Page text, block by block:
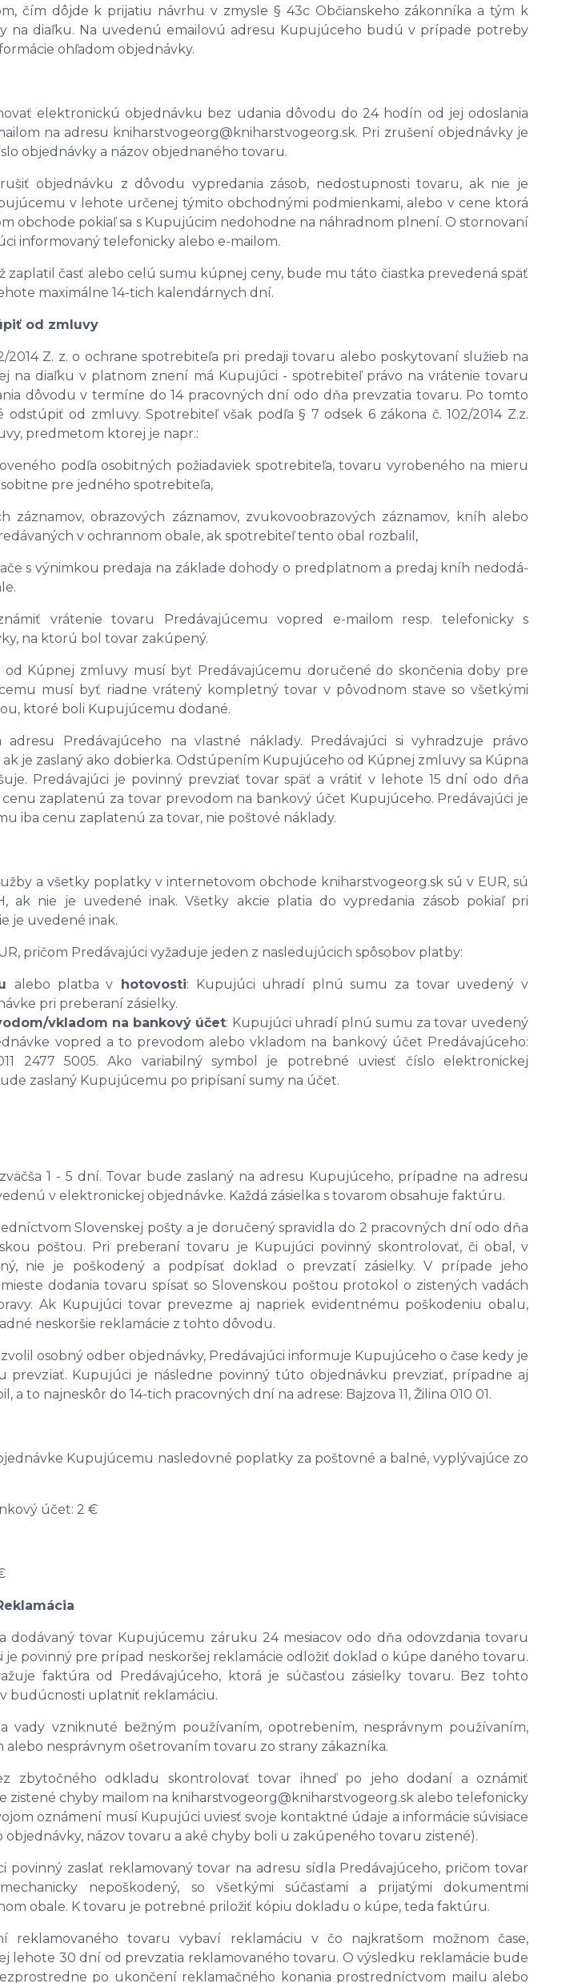
čím dôjde k prijatiu návrhu v zmysle § 43c Občianskeho zákonníka a tým k
na diaľku. Na uvedenú emailovú adresu Kupujúceho budú v prípade potreby
ohľadom objednávky.
elektronickú objednávku bez udania dôvodu do 24 hodín od jej odoslania
na adresu kniharstvogeorg@kniharstvogeorg.sk. Pri zrušení objednávky je
objednávky a názov objednaného tovaru.
objednávku z dôvodu vypredania zásob, nedostupnosti tovaru, ak nie je
v lehote určenej týmito obchodnými podmienkami, alebo v cene ktorá
obchode pokiaľ sa s Kupujúcim nedohodne na náhradnom plnení. O stornovaní
informovaný telefonicky alebo e-mailom.
zaplatil časť alebo celú sumu kúpnej ceny, bude mu táto čiastka prevedená späť
maximálne 14-tich kalendárnych dní.
od zmluvy
2014 Z. z. o ochrane spotrebiteľa pri predaji tovaru alebo poskytovaní služieb na
na diaľku v platnom znení má Kupujúci - spotrebiteľ právo na vrátenie tovaru
dôvodu v termíne do 14 pracovných dní odo dňa prevzatia tovaru. Po tomto
od zmluvy. Spotrebiteľ však podľa § 7 odsek 6 zákona č. 102/2014 Z.z.
predmetom ktorej je napr.:
podľa osobitných požiadaviek spotrebiteľa, tovaru vyrobeného na mieru
pre jedného spotrebiteľa,
obrazových záznamov, zvukovoobrazových záznamov, kníh alebo
v ochrannom obale, ak spotrebiteľ tento obal rozbalil,
s výnimkou predaja na základe dohody o predplatnom a predaj kníh nedodá-
vrátenie tovaru Predávajúcemu vopred e-mailom resp. telefonicky s
na ktorú bol tovar zakúpený.
od Kúpnej zmluvy musí byť Predávajúcemu doručené do skončenia doby pre
musí byť riadne vrátený kompletný tovar v pôvodnom stave so všetkými
ktoré boli Kupujúcemu dodané.
Predávajúceho na vlastné náklady. Predávajúci si vyhradzuje právo
je zaslaný ako dobierka. Odstúpením Kupujúceho od Kúpnej zmluvy sa Kúpna
Predávajúci je povinný prevziať tovar späť a vrátiť v lehote 15 dní odo dňa
zaplatenú za tovar prevodom na bankový účet Kupujúceho. Predávajúci je
iba cenu zaplatenú za tovar, nie poštové náklady.
a všetky poplatky v internetovom obchode kniharstvogeorg.sk sú v EUR, sú
ak nie je uvedené inak. Všetky akcie platia do vypredania zásob pokiaľ pri
je uvedené inak.
pričom Predávajúci vyžaduje jeden z nasledujúcich spôsobov platby:
alebo platba v hotovosti: Kupujúci uhradí plnú sumu za tovar uvedený v
pri preberaní zásielky.
vkladom na bankový účet: Kupujúci uhradí plnú sumu za tovar uvedený
vopred a to prevodom alebo vkladom na bankový účet Predávajúceho:
2477 5005. Ako variabilný symbol je potrebné uviesť číslo elektronickej
zaslaný Kupujúcemu po pripísaní sumy na účet.
1 - 5 dní. Tovar bude zaslaný na adresu Kupujúceho, prípadne na adresu
v elektronickej objednávke. Každá zásielka s tovarom obsahuje faktúru.
Slovenskej pošty a je doručený spravidla do 2 pracovných dní odo dňa
poštou. Pri preberaní tovaru je Kupujúci povinný skontrolovať, či obal, v
nie je poškodený a podpísať doklad o prevzatí zásielky. V prípade jeho
dodania tovaru spísať so Slovenskou poštou protokol o zistených vadách
Ak Kupujúci tovar prevezme aj napriek evidentnému poškodeniu obalu,
neskoršie reklamácie z tohto dôvodu.
osobný odber objednávky, Predávajúci informuje Kupujúceho o čase kedy je
prevziať. Kupujúci je následne povinný túto objednávku prevziať, prípadne aj
a to najneskôr do 14-tich pracovných dní na adrese: Bajzova 11, Žilina 010 01.
Kupujúcemu nasledovné poplatky za poštovné a balné, vyplývajúce zo
účet: 2 €
dodávaný tovar Kupujúcemu záruku 24 mesiacov odo dňa odovzdania tovaru
povinný pre prípad neskoršej reklamácie odložiť doklad o kúpe daného tovaru.
faktúra od Predávajúceho, ktorá je súčasťou zásielky tovaru. Bez tohto
budúcnosti uplatniť reklamáciu.
vady vzniknuté bežným používaním, opotrebením, nesprávnym používaním,
alebo nesprávnym ošetrovaním tovaru zo strany zákazníka.
zbytočného odkladu skontrolovať tovar ihneď po jeho dodaní a oznámiť
zistené chyby mailom na kniharstvogeorg@kniharstvogeorg.sk alebo telefonicky
oznámení musí Kupujúci uviesť svoje kontaktné údaje a informácie súvisiace
objednávky, názov tovaru a aké chyby boli u zakúpeného tovaru zistené).
povinný zaslať reklamovaný tovar na adresu sídla Predávajúceho, pričom tovar
nepoškodený, so všetkými súčasťami a prijatými dokumentmi
obale. K tovaru je potrebné priložiť kópiu dokladu o kúpe, teda faktúru.
reklamovaného tovaru vybaví reklamáciu v čo najkratšom možnom čase,
lehote 30 dní od prevzatia reklamovaného tovaru. O výsledku reklamácie bude
po ukončení reklamačného konania prostredníctvom mailu alebo